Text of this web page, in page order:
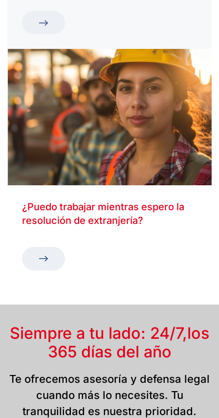
¿Puedo trabajar mientras espero la
resolución de extranjería?
Siempre a tu lado: 24/7,los
365 días del año
Te ofrecemos asesoría y defensa legal
cuando más lo necesites. Tu
tranquilidad es nuestra prioridad.